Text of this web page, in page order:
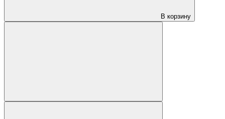
В корзину